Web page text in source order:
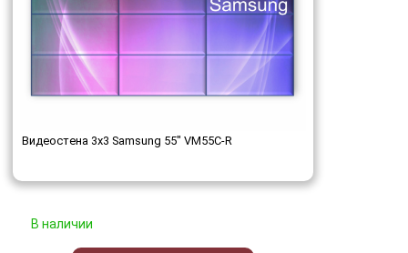
Видеостена 3x3 Samsung 55" VM55C-R
В наличии